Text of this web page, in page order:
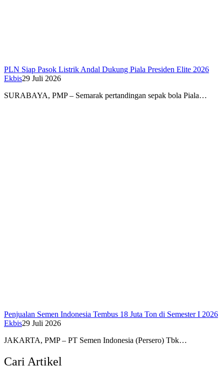
PLN Siap Pasok Listrik Andal Dukung Piala Presiden Elite 2026
Ekbis29 Juli 2026
SURABAYA, PMP – Semarak pertandingan sepak bola Piala…
Penjualan Semen Indonesia Tembus 18 Juta Ton di Semester I 2026
Ekbis29 Juli 2026
JAKARTA, PMP – PT Semen Indonesia (Persero) Tbk…
Cari Artikel